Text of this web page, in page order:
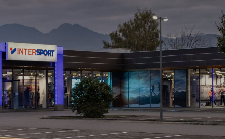
Rankweil
Outdoor
WINTER
Skiservice
Pistenflitzer-Miete